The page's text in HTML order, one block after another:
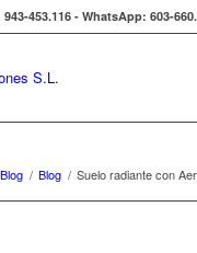
453.116 - WhatsApp: 603-
Blog / Blog / Suelo radiante con